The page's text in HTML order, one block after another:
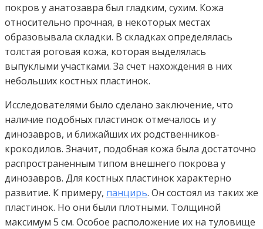
покров у анатозавра был гладким, сухим. Кожа
относительно прочная, в некоторых местах
образовывала складки. В складках определялась
толстая роговая кожа, которая выделялась
выпуклыми участками. За счет нахождения в них
небольших костных пластинок.
Исследователями было сделано заключение, что
наличие подобных пластинок отмечалось и у
динозавров, и ближайших их родственников-
крокодилов. Значит, подобная кожа была достаточно
распространенным типом внешнего покрова у
динозавров. Для костных пластинок характерно
развитие. К примеру, панцирь. Он состоял из таких же
пластинок. Но они были плотными. Толщиной
максимум 5 см. Особое расположение их на туловище